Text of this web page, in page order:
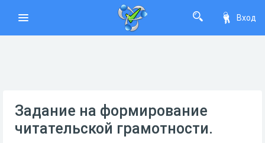
Вход
Задание на формирование
читательской грамотности.